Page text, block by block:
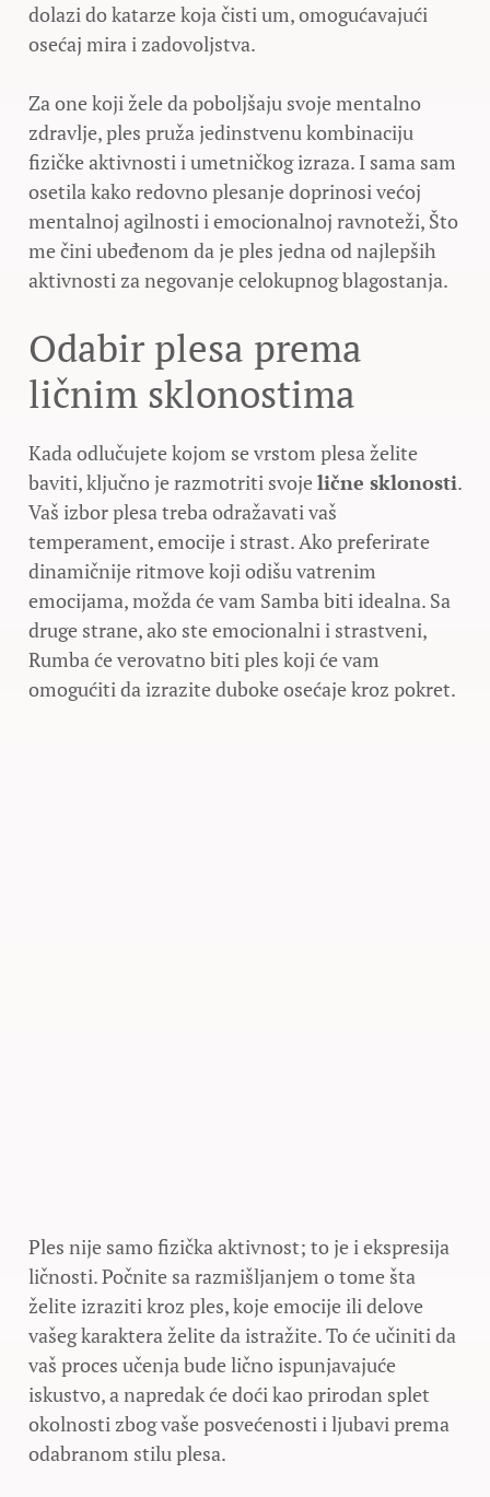
dolazi do katarze koja čisti um, omogućavajući
osećaj mira i zadovoljstva.
Za one koji žele da poboljšaju svoje mentalno
zdravlje, ples pruža jedinstvenu kombinaciju
fizičke aktivnosti i umetničkog izraza. I sama sam
osetila kako redovno plesanje doprinosi većoj
mentalnoj agilnosti i emocionalnoj ravnoteži, Što
me čini ubeđenom da je ples jedna od najlepših
aktivnosti za negovanje celokupnog blagostanja.
Odabir plesa prema
ličnim sklonostima
Kada odlučujete kojom se vrstom plesa želite
baviti, ključno je razmotriti svojelične sklonosti.
Vaš izbor plesa treba odražavati vaš
temperament, emocije i strast. Ako preferirate
dinamičnije ritmove koji odišu vatrenim
emocijama, možda će vam Samba biti idealna. Sa
druge strane, ako ste emocionalni i strastveni,
Rumba će verovatno biti ples koji će vam
omogućiti da izrazite duboke osećaje kroz pokret.
Ples nije samo fizička aktivnost; to je i ekspresija
ličnosti. Počnite sa razmišljanjem o tome šta
želite izraziti kroz ples, koje emocije ili delove
vašeg karaktera želite da istražite. To će učiniti da
vaš proces učenja bude lično ispunjavajuće
iskustvo, a napredak će doći kao prirodan splet
okolnosti zbog vaše posvećenosti i ljubavi prema
odabranom stilu plesa.